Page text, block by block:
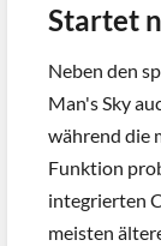
Startet
Neben den
Man's Sky
während die
Funktion
integrierten
meisten